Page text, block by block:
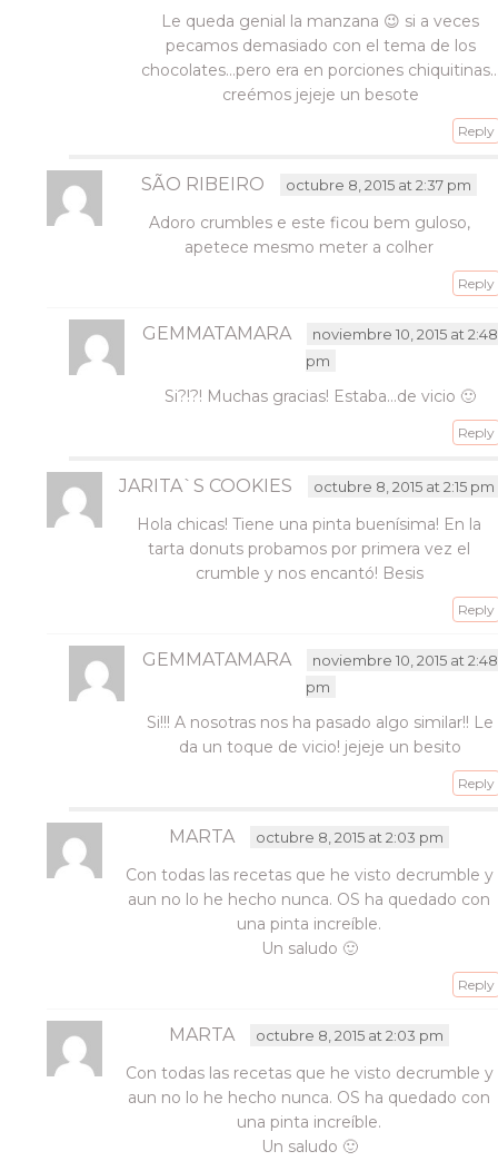
Le queda genial la manzana 😉 si a veces
pecamos demasiado con el tema de los
chocolates…pero era en porciones
creémos jejeje un besote
Reply
SÃO RIBEIRO octubre 8, 2015 at 2:37 pm
Adoro crumbles e este ficou bem guloso,
apetece mesmo meter a colher
Reply
GEMMATAMARA
noviembre 10, 2015 at 2:48
pm
Si?!?! Muchas gracias! Estaba…de vicio 🙂
Reply
JARITA`S COOKIES octubre 8, 2015 at 2:15 pm
Hola chicas! Tiene una pinta buenísima! En la
tarta donuts probamos por primera vez el
crumble y nos encantó! Besis
Reply
GEMMATAMARA
noviembre 10, 2015 at 2:48
pm
Si!!! A nosotras nos ha pasado algo similar!! Le
da un toque de vicio! jejeje un besito
Reply
MARTA octubre 8, 2015 at 2:03 pm
Con todas las recetas que he visto decrumble y
aun no lo he hecho nunca. OS ha quedado con
una pinta increíble.
Un saludo 🙂
Reply
MARTA octubre 8, 2015 at 2:03 pm
Con todas las recetas que he visto decrumble y
aun no lo he hecho nunca. OS ha quedado con
una pinta increíble.
Un saludo 🙂